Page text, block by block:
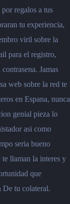
regalos a tus
tu experiencia,
viril sobre la
para el registro,
Jamas
web sobre la red te
en Espana, nunca
genial pieza lo
asi como
seria bueno
te llaman la interes y
que
De tu colateral.